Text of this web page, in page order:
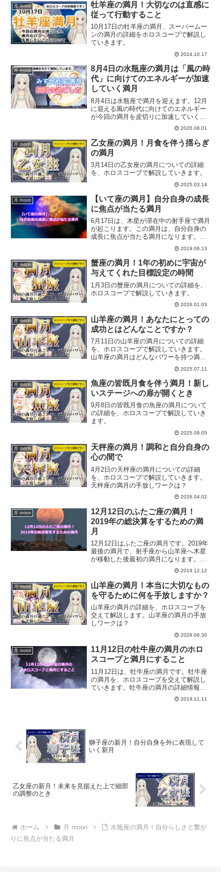
月 moon
牡羊座の満月！大切なのは直感に
従って行動すること
10月17日の牡羊座の満月、スーパームー
ンの満月の詳細をホロスコープで解説し
ていきます。
2024.10.17
月 moon
8月4日の水瓶座の満月は「風の時
代」に向けてのエネルギーが加速
していく満月
8月4日は水瓶座で満月を迎えます。12月
に迎える風の時代に向けてのエネルギー
が今回の満月を皮切りに加速していく満
月になります。ホロスコープを交えて、
水瓶座の満月の詳細情報や水瓶座の満月
のパワーについて解説します。
2020.08.01
月 moon
乙女座の満月！月食を伴う揺らぎ
の満月
3月14日の乙女座の満月についての詳細
を、ホロスコープで解説していきます。
2025.03.14
月 moon
【いて座の満月】自分自身の成長
に焦点が当たる満月
6月17日は、木星が滞在中の射手座で満月
が起こります。この満月は、自分自身の
成長に焦点が当たる満月になります。ま
た、パートナーシップ拡大の満月でもあ
ります。射手座の満月詳細情報をお届け
します。
2019.06.13
月 moon
蟹座の満月！1年の初めに宇宙が
与えてくれた目標設定の時間
1月3日の蟹座の満月についての詳細を、
ホロスコープで解説していきます。
2026.01.03
月 moon
山羊座の満月！あなたにとっての
成功とはどんなことですか？
7月11日の山羊座の満月についての詳細
を、ホロスコープで解説していきます。
山羊座の満月はどんなパワーを持つ満月
2025.07.11
月 moon
魚座の皆既月食を伴う満月！新し
いステージへの扉が開くとき
9月8日の皆既月食の魚座の満月について
の詳細を、ホロスコープで解説していき
ます。
2025.09.05
月 moon
天秤座の満月！調和と自分自身の
心の間で
4月2日の天秤座の満月についての詳細
を、ホロスコープで解説していきます。
天秤座の満月の手放しワークは？
2026.04.02
月 moon
12月12日のふたご座の満月！
2019年の総決算をするための満
月
12月12日はふたご座の満月です。2019年
最後の満月で、射手座から山羊座へ木星
が移動した後最初の満月になります。そ
んなふたご座の満月をホロスコープを交
2019.12.12
月 moon
山羊座の満月！本当に大切なもの
を守るために何を手放しますか？
山羊座の満月の詳細を、ホロスコープを
交えて解説します。山羊座の満月の手放
しワークは？
2026.06.30
月 moon
11月12日の牡牛座の満月のホロ
スコープと満月にすること
11月12日は、牡牛座の満月です。牡牛座
の満月を、ホロスコープを交えて解説し
ていきます。牡牛座の満月の詳細情報、
また、牡牛座の満月にすると良いことに
2019.11.11
獅子座の新月！自分自身を外に表現して
いく新月
乙女座の新月！未来を見据えた上で細部
の調整のとき
ホーム 月 moon
水瓶座の満月！自分らしさと繋が
りに焦点が当たる満月